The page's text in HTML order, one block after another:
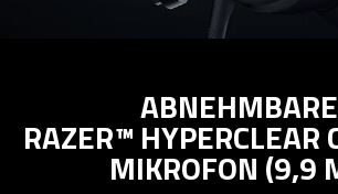
RAZER™ HYPERCLEAR
MIKROFON (9,9